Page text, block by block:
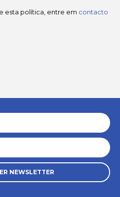
esta política, entre em contacto
NEWSLETTER